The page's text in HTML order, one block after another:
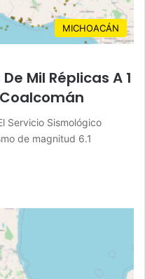
MICHOACÁN
Mil Réplicas A 1
Servicio Sismológico
de magnitud 6.1